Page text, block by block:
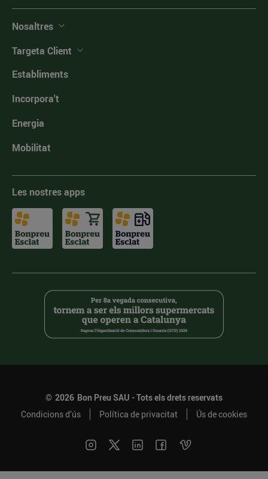
Nosaltres
Targeta Client
Establiments
Incorpora't
Energia
Mobilitat
Les nostres apps
© 2026 Bon Preu SAU - Tots els drets reservats
Condicions d’ús
Política de privacitat Ús de cookies